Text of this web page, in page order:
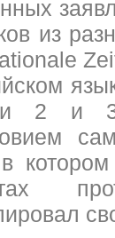
из
2 и